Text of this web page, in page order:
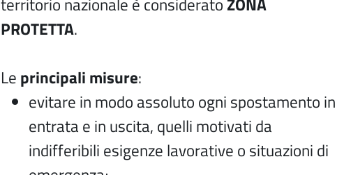
PROTETTA.
Le principali misure:
evitare in modo assoluto ogni spostamento in
entrata e in uscita, quelli motivati da
indifferibili esigenze lavorative o situazioni di